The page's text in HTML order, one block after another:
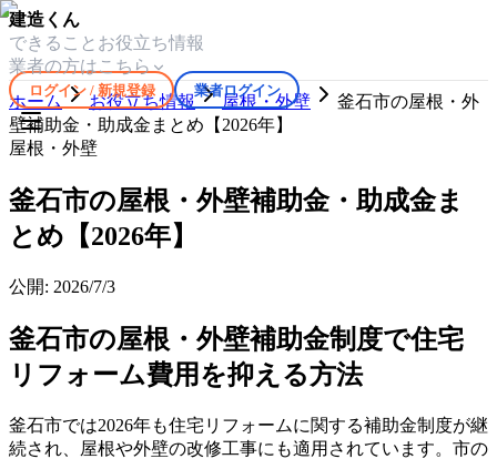
建造くん
できること お役立ち情報
業者の方はこちら
ログイン / 新規登録 業者ログイン
ホーム お役立ち情報 屋根・外壁
釜石市の屋根・外
壁補助金・助成金まとめ【2026年】
屋根・外壁
釜石市の屋根・外壁補助金・助成金ま
とめ【2026年】
公開: 2026/7/3
釜石市の屋根・外壁補助金制度で住宅
リフォーム費用を抑える方法
釜石市では2026年も住宅リフォームに関する補助金制度が継
続され、屋根や外壁の改修工事にも適用されています。市の